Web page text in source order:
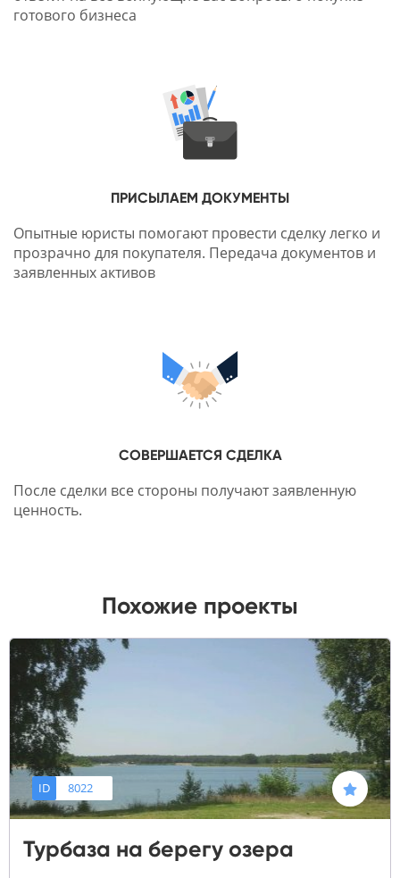
готового бизнеса
ПРИСЫЛАЕМ ДОКУМЕНТЫ
Опытные юристы помогают провести сделку легко и
прозрачно для покупателя. Передача документов и
заявленных активов
СОВЕРШАЕТСЯ СДЕЛКА
После сделки все стороны получают заявленную
ценность.
Похожие проекты
ID 8022
Турбаза на берегу озера